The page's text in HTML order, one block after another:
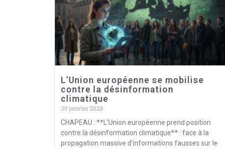
L’Union européenne se mobilise
contre la désinformation
climatique
30 janvier 2026
CHAPEAU : **L’Union européenne prend position
contre la désinformation climatique** : face à la
propagation massive d’informations fausses sur le